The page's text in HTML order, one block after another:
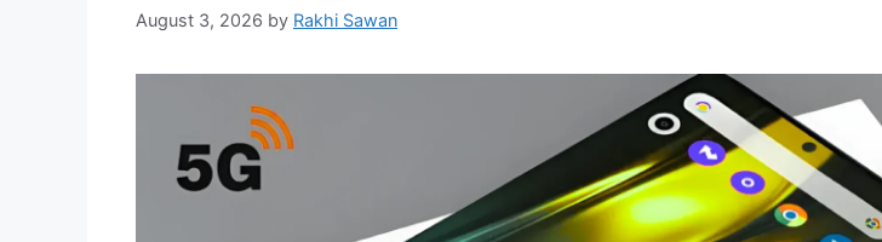
August 3, 2026 by Rakhi Sawan